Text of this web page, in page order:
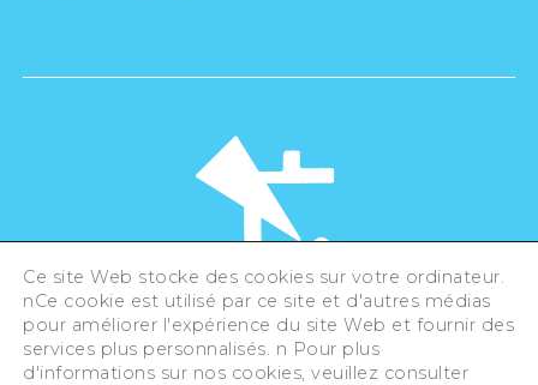
©Hiroshima Tourism Association /
Hiroshima Prefecture / Hiroshima City .
All rights reserved
Ce site Web stocke des cookies sur votre ordinateur.
nCe cookie est utilisé par ce site et d'autres médias
pour améliorer l'expérience du site Web et fournir des
services plus personnalisés. n Pour plus
d'informations sur nos cookies, veuillez consulter